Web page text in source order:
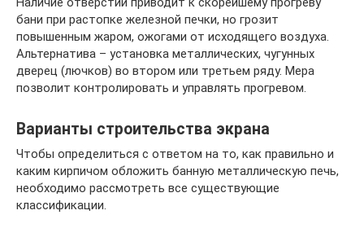
бани при растопке железной печки, но грозит
повышенным жаром, ожогами от исходящего воздуха.
Альтернатива – установка металлических, чугунных
дверец (лючков) во втором или третьем ряду. Мера
позволит контролировать и управлять прогревом.
Варианты строительства экрана
Чтобы определиться с ответом на то, как правильно и
каким кирпичом обложить банную металлическую печь,
необходимо рассмотреть все существующие
классификации.